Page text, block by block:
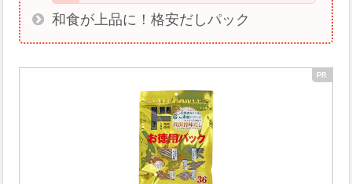
和食が上品に！格安だしパック